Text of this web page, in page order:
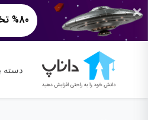
%80 تخفیف ویژه تمامی دوره ها - آخرین ساعات!
دسته